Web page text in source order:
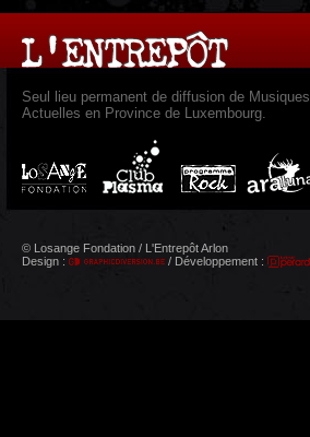
Seul lieu permanent de diffusion de Musiques
Actuelles en Province de Luxembourg.
© Losange Fondation / L'Entrepôt Arlon
Design :
/ Développement :